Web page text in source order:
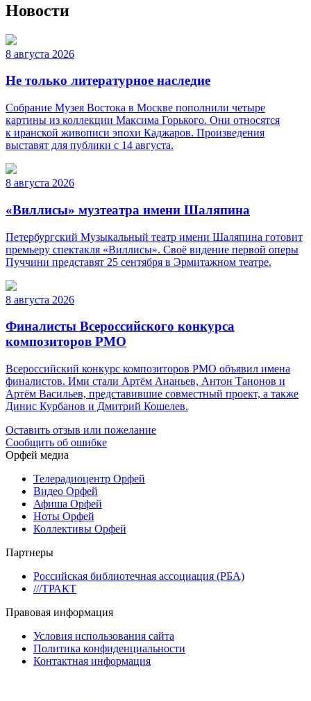
Новости
8 августа 2026
Не только литературное наследие
Собрание Музея Востока в Москве пополнили четыре
картины из коллекции Максима Горького. Они относятся
к иранской живописи эпохи Каджаров. Произведения
выставят для публики с 14 августа.
8 августа 2026
«Виллисы» музтеатра имени Шаляпина
Петербургский Музыкальный театр имени Шаляпина готовит
премьеру спектакля «Виллисы». Своё видение первой оперы
Пуччини представят 25 сентября в Эрмитажном театре.
8 августа 2026
Финалисты Всероссийского конкурса
композиторов РМО
Всероссийский конкурс композиторов РМО объявил имена
финалистов. Ими стали Артём Ананьев, Антон Танонов и
Артём Васильев, представившие совместный проект, а также
Динис Курбанов и Дмитрий Кошелев.
Оставить отзыв или пожелание
Сообщить об ошибке
Орфей медиа
Телерадиоцентр Орфей
Видео Орфей
Афиша Орфей
Ноты Орфей
Коллективы Орфей
Партнеры
Российская библиотечная ассоциация (РБА)
///ТРАКТ
Правовая информация
Условия использования сайта
Политика конфиденциальности
Контактная информация